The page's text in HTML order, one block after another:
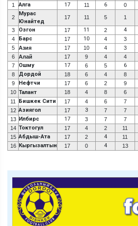
1
Алга 17 11 6 0
2
Мурас
Юнайтед
17 11 5 1
3 Озгон 17 11 2 4
4 Барс 17 10 4 3
5 Азия 17 10 4 3
6
Алай 17 9 4 4
7
Ошму 17 6 5 6
8 Дордой 18 6 4 8
9 Нефтчи 17 6 2 9
10 Талант 18 4 8 6
11
Бишкек Сити 17 4 6 7
12 Азиягол 17 3 7 7
13 Илбирс 17 3 7 7
14 Токтогул 17 4 2 11
15 Абдыш-Ата 17 2 4 11
16 Кыргызалтын 17 0 4 13